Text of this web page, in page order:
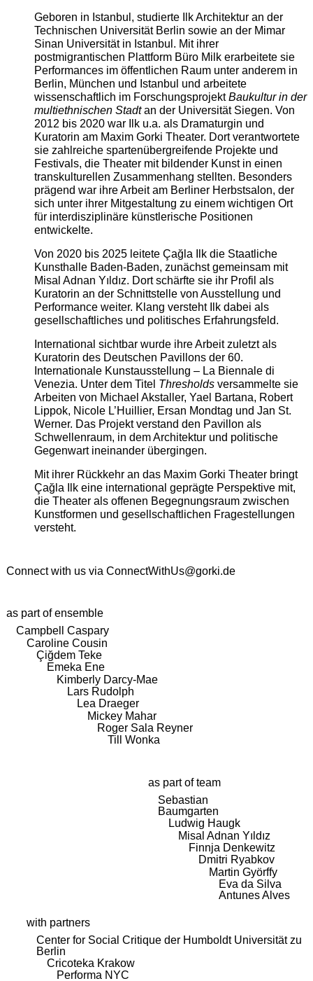
Geboren in Istanbul, studierte Ilk Architektur an der
Technischen Universität Berlin sowie an der Mimar
Sinan Universität in Istanbul. Mit ihrer
postmigrantischen Plattform Büro Milk erarbeitete sie
Performances im öffentlichen Raum unter anderem in
Berlin, München und Istanbul und arbeitete
wissenschaftlich im ForschungsprojektBaukultur in der
multiethnischen Stadtan der Universität Siegen. Von
2012 bis 2020 war Ilk u.a. als Dramaturgin und
Kuratorin am Maxim Gorki Theater. Dort verantwortete
sie zahlreiche spartenübergreifende Projekte und
Festivals, die Theater mit bildender Kunst in einen
transkulturellen Zusammenhang stellten. Besonders
prägend war ihre Arbeit am Berliner Herbstsalon, der
sich unter ihrer Mitgestaltung zu einem wichtigen Ort
für interdisziplinäre künstlerische Positionen
entwickelte.
Von 2020 bis 2025 leitete Çağla Ilk die Staatliche
Kunsthalle Baden-Baden, zunächst gemeinsam mit
Misal Adnan Yıldız. Dort schärfte sie ihr Profil als
Kuratorin an der Schnittstelle von Ausstellung und
Performance weiter. Klang versteht Ilk dabei als
gesellschaftliches und politisches Erfahrungsfeld.
International sichtbar wurde ihre Arbeit zuletzt als
Kuratorin des Deutschen Pavillons der 60.
Internationale Kunstausstellung – La Biennale di
Venezia. Unter dem Titel Thresholdsversammelte sie
Arbeiten von Michael Akstaller, Yael Bartana, Robert
Lippok, Nicole L’Huillier, Ersan Mondtag und Jan St.
Werner. Das Projekt verstand den Pavillon als
Schwellenraum, in dem Architektur und politische
Gegenwart ineinander übergingen.
Mit ihrer Rückkehr an das Maxim Gorki Theater bringt
Çağla Ilk eine international geprägte Perspektive mit,
die Theater als offenen Begegnungsraum zwischen
Kunstformen und gesellschaftlichen Fragestellungen
versteht.
Connect with us via ConnectWithUs@gorki.de
as part of ensemble
Campbell Caspary
Caroline Cousin
Çiğdem Teke
Emeka Ene
Kimberly Darcy-Mae
Lars Rudolph
Lea Draeger
Mickey Mahar
Roger Sala Reyner
Till Wonka
as part of team
Sebastian
Baumgarten
Ludwig Haugk
Misal Adnan Yıldız
Finnja Denkewitz
Dmitri Ryabkov
Martin Györffy
Eva da Silva
Antunes Alves
with partners
Center for Social Critique der Humboldt Universität zu
Berlin
Cricoteka Krakow
Performa NYC